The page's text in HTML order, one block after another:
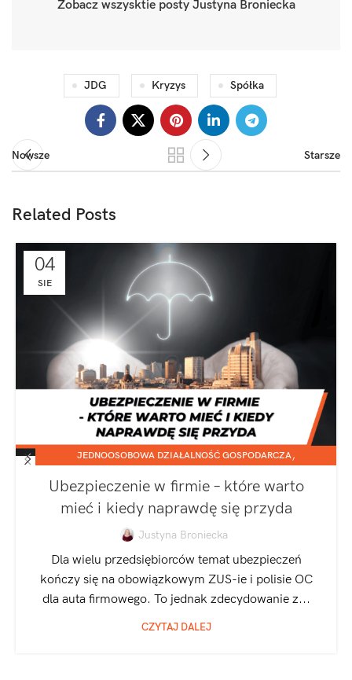
Zobacz wszysktie posty Justyna Broniecka
JDG Kryzys Spółka
Nowsze Starsze
Related Posts
04
SIE
JEDNOOSOBOWA DZIAŁALNOŚĆ GOSPODARCZA,
Ubezpieczenie w firmie – które warto
mieć i kiedy naprawdę się przyda
Justyna Broniecka
Dla wielu przedsiębiorców temat ubezpieczeń
kończy się na obowiązkowym ZUS-ie i polisie OC
dla auta firmowego. To jednak zdecydowanie z...
CZYTAJ DALEJ